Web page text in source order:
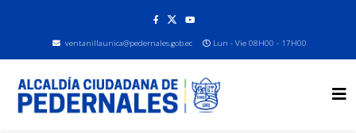
ventanillaunica@pedernales.gob.ec Lun - Vie 08H00 - 17H00